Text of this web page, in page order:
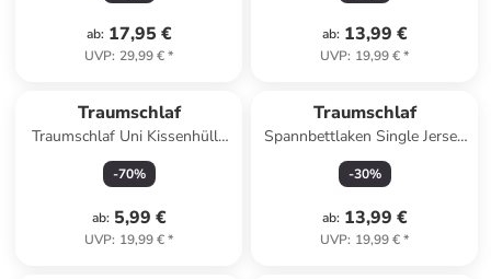
ab: 17,95 €
UVP: 29,99 €*
ab: 13,99 €
UVP: 19,99 €*
Traumschlaf
Traumschlaf Uni Kissenhülle
Monaco 2er Set in braun
-70%
ab: 5,99 €
UVP: 19,99 €*
Traumschlaf
Spannbettlaken Single Jersey
in weiss
-30%
ab: 13,99 €
UVP: 19,99 €*